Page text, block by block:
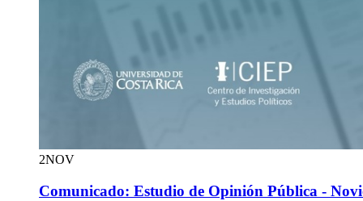
2NOV
Comunicado: Estudio de Opinión Pública -